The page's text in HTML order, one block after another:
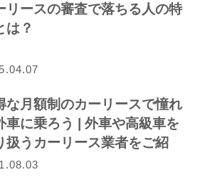
リースの審査で落ちる人の特
は？
な月額制のカーリースで憧れ
車に乗ろう | 外車や高級車を
扱うカーリース業者をご紹